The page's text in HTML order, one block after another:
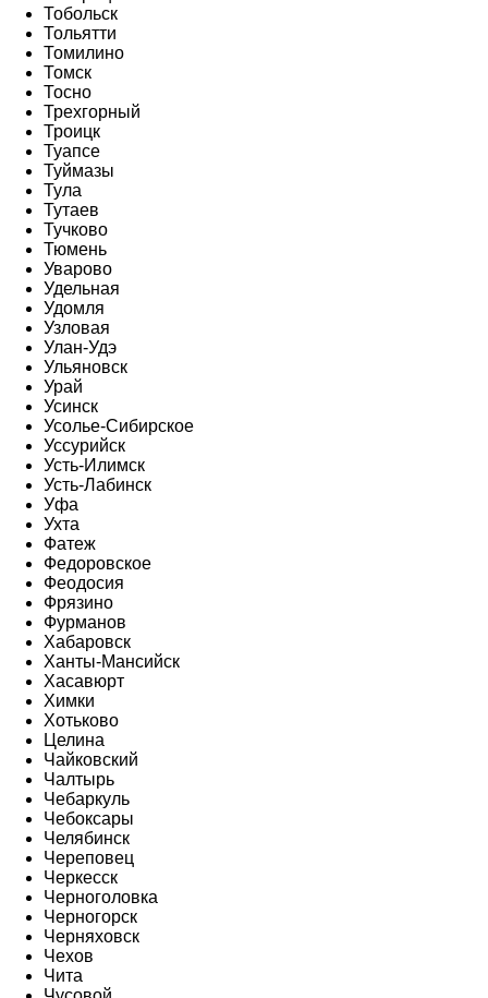
Тобольск
Тольятти
Томилино
Томск
Тосно
Трехгорный
Троицк
Туапсе
Туймазы
Тула
Тутаев
Тучково
Тюмень
Уварово
Удельная
Удомля
Узловая
Улан-Удэ
Ульяновск
Урай
Усинск
Усолье-Сибирское
Уссурийск
Усть-Илимск
Усть-Лабинск
Уфа
Ухта
Фатеж
Федоровское
Феодосия
Фрязино
Фурманов
Хабаровск
Ханты-Мансийск
Хасавюрт
Химки
Хотьково
Целина
Чайковский
Чалтырь
Чебаркуль
Чебоксары
Челябинск
Череповец
Черкесск
Черноголовка
Черногорск
Черняховск
Чехов
Чита